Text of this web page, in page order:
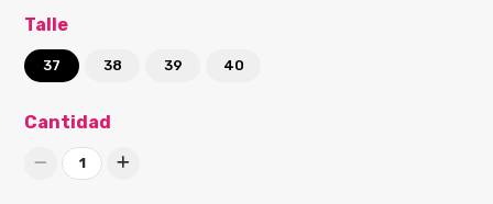
Talle
37 38 39 40
Cantidad
1